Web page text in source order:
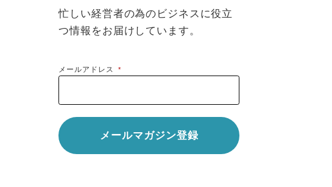
忙しい経営者の為のビジネスに役立
つ情報をお届けしています。
メールアドレス*